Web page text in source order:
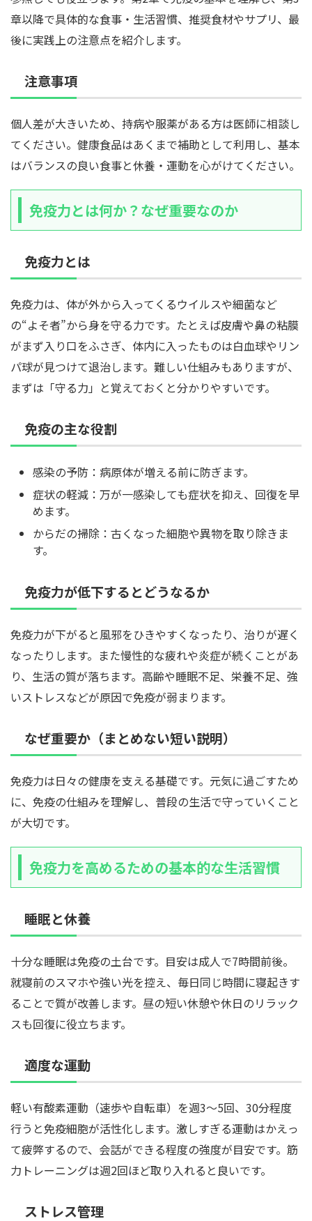
章以降で具体的な食事・生活習慣、推奨食材やサプリ、最
後に実践上の注意点を紹介します。
注意事項
個人差が大きいため、持病や服薬がある方は医師に相談し
てください。健康食品はあくまで補助として利用し、基本
はバランスの良い食事と休養・運動を心がけてください。
免疫力とは何か？なぜ重要なのか
免疫力とは
免疫力は、体が外から入ってくるウイルスや細菌など
の“よそ者”から身を守る力です。たとえば皮膚や鼻の粘膜
がまず入り口をふさぎ、体内に入ったものは白血球やリン
パ球が見つけて退治します。難しい仕組みもありますが、
まずは「守る力」と覚えておくと分かりやすいです。
免疫の主な役割
感染の予防：病原体が増える前に防ぎます。
症状の軽減：万が一感染しても症状を抑え、回復を早
めます。
からだの掃除：古くなった細胞や異物を取り除きま
す。
免疫力が低下するとどうなるか
免疫力が下がると風邪をひきやすくなったり、治りが遅く
なったりします。また慢性的な疲れや炎症が続くことがあ
り、生活の質が落ちます。高齢や睡眠不足、栄養不足、強
いストレスなどが原因で免疫が弱まります。
なぜ重要か（まとめない短い説明）
免疫力は日々の健康を支える基礎です。元気に過ごすため
に、免疫の仕組みを理解し、普段の生活で守っていくこと
が大切です。
免疫力を高めるための基本的な生活習慣
睡眠と休養
十分な睡眠は免疫の土台です。目安は成人で7時間前後。
就寝前のスマホや強い光を控え、毎日同じ時間に寝起きす
ることで質が改善します。昼の短い休憩や休日のリラック
スも回復に役立ちます。
適度な運動
軽い有酸素運動（速歩や自転車）を週3〜5回、30分程度
行うと免疫細胞が活性化します。激しすぎる運動はかえっ
て疲弊するので、会話ができる程度の強度が目安です。筋
力トレーニングは週2回ほど取り入れると良いです。
ストレス管理